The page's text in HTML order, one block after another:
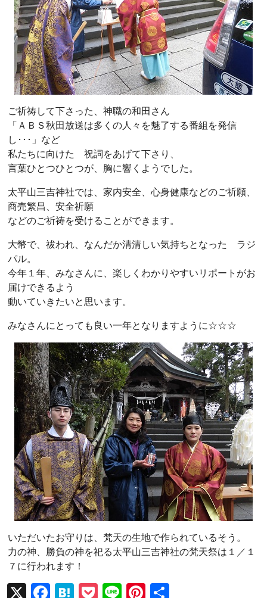
ご祈祷して下さった、神職の和田さん
「ＡＢＳ秋田放送は多くの人々を魅了する番組を発信
し･･･」など
私たちに向けた 祝詞をあげて下さり、
言葉ひとつひとつが、胸に響くようでした。
太平山三吉神社では、家内安全、心身健康などのご祈願、
商売繁昌、安全祈願
などのご祈祷を受けることができます。
大幣で、祓われ、なんだか清清しい気持ちとなった ラジ
パル。
今年１年、みなさんに、楽しくわかりやすいリポートがお
届けできるよう
動いていきたいと思います。
みなさんにとっても良い一年となりますように☆☆☆
いただいたお守りは、梵天の生地で作られているそう。
力の神、勝負の神を祀る太平山三吉神社の梵天祭は１／１
７に行われます！
X
F
H
P
Li
Pi